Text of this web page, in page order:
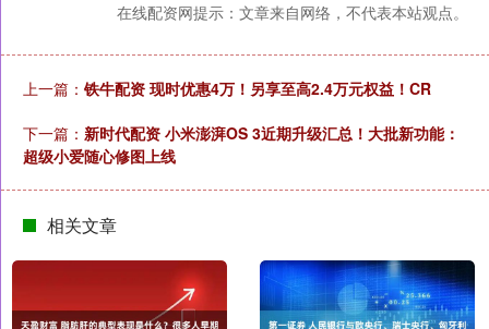
在线配资网提示：文章来自网络，不代表本站观点。
上一篇： 铁牛配资 现时优惠4万！另享至高2.4万元权益！CR
下一篇： 新时代配资 小米澎湃OS 3近期升级汇总！大批新功能：
超级小爱随心修图上线
相关文章